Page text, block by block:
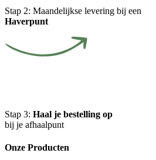
Stap 2: Maandelijkse levering bij een
Haverpunt
Stap 3: Haal je bestelling op
bij je afhaalpunt
Onze Producten